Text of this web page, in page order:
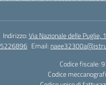
Indirizzo:Via Nazionale delle Puglie,
Email:
Codice fiscale:
Codice